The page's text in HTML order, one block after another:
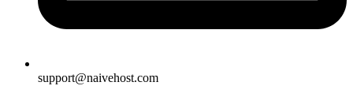
support@naivehost.com